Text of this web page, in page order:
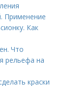
Применение
Как
Что
рельефа на
краски